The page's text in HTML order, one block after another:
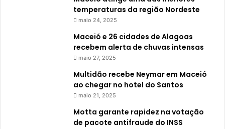
temperaturas da região Nordeste
maio 24, 2025
Maceió e 26 cidades de Alagoas
recebem alerta de chuvas intensas
maio 27, 2025
Multidão recebe Neymar em Maceió
ao chegar no hotel do Santos
maio 21, 2025
Motta garante rapidez na votação
de pacote antifraude do INSS